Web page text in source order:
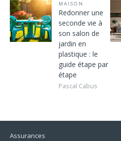
MAISON
Redonner une
seconde vie à
son salon de
jardin en
plastique : le
guide étape par
étape
Pascal Cabus
Assurances